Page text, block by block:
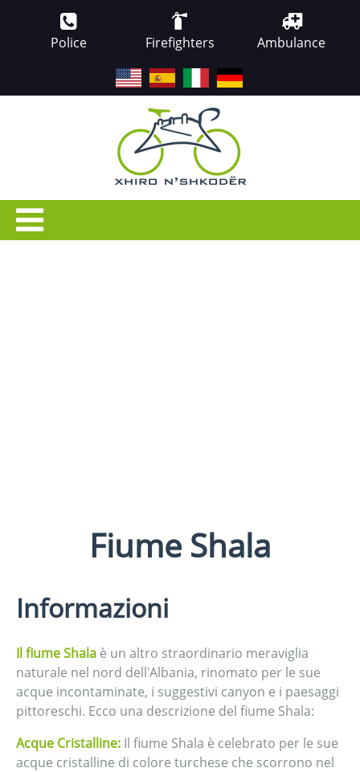
Police Firefighters Ambulance
Fiume Shala
Informazioni
Il fiume Shala è un altro straordinario meraviglia
naturale nel nord dell'Albania, rinomato per le sue
acque incontaminate, i suggestivi canyon e i paesaggi
pittoreschi. Ecco una descrizione del fiume Shala:
Acque Cristalline: Il fiume Shala è celebrato per le sue
acque cristalline di colore turchese che scorrono nel